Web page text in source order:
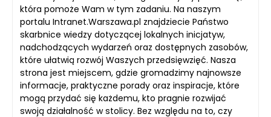
która pomoże Wam w tym zadaniu. Na naszym
portalu Intranet.Warszawa.pl znajdziecie Państwo
skarbnice wiedzy dotyczącej lokalnych inicjatyw,
nadchodzących wydarzeń oraz dostępnych zasobów,
które ułatwią rozwój Waszych przedsięwzięć. Nasza
strona jest miejscem, gdzie gromadzimy najnowsze
informacje, praktyczne porady oraz inspiracje, które
mogą przydać się każdemu, kto pragnie rozwijać
swoją działalność w stolicy. Bez względu na to, czy